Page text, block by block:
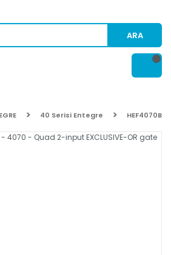
ARA
40 Serisi Entegre